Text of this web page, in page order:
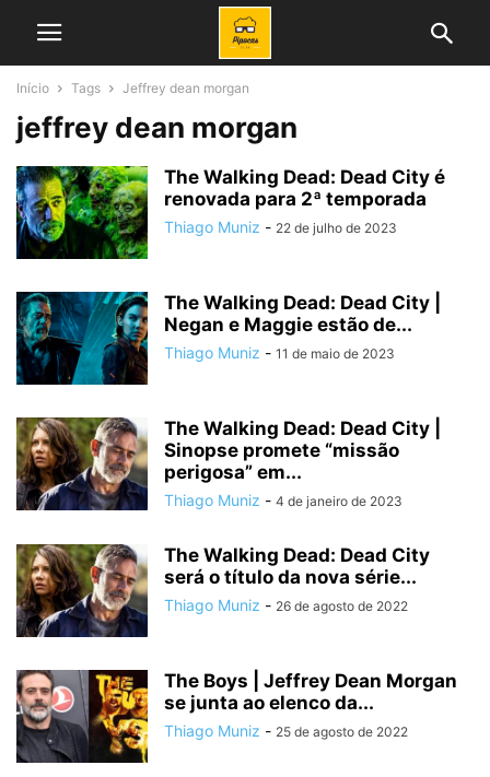
Início Tags Jeffrey dean morgan
jeffrey dean morgan
The Walking Dead: Dead City é
renovada para 2ª temporada
Thiago Muniz - 22 de julho de 2023
The Walking Dead: Dead City |
Negan e Maggie estão de...
Thiago Muniz - 11 de maio de 2023
The Walking Dead: Dead City |
Sinopse promete “missão
perigosa” em...
Thiago Muniz - 4 de janeiro de 2023
The Walking Dead: Dead City
será o título da nova série...
Thiago Muniz - 26 de agosto de 2022
The Boys | Jeffrey Dean Morgan
se junta ao elenco da...
Thiago Muniz - 25 de agosto de 2022